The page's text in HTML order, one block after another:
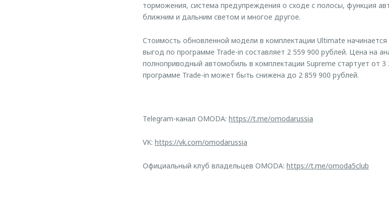
торможения, система предупреждения о сходе с полосы, функция
ближним и дальним светом и многое другое.
Стоимость обновленной модели в комплектации Ultimate
выгод по программе Trade-in составляет 2 559 900 рублей. Цена на
полноприводный автомобиль в комплектации Supreme стартует от
программе Trade-in может быть снижена до 2 859 900 рублей.
Telegram-канал OMODA: https://t.me/omodarussia
VK: https://vk.com/omodarussia
Официальный клуб владельцев OMODA: https://t.me/omoda5club